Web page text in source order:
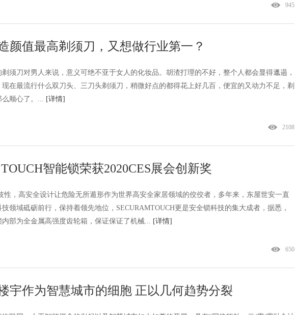
945
颜值最高剃须刀，又想做行业第一？
须刀对男人来说，意义可绝不亚于女人的化妆品。胡渣打理的不好，整个人都会显得邋遢，
在最流行什么双刀头、三刀头剃须刀，稍微好点的都得花上好几百，便宜的又动力不足，剃
顺心了。...
[详情]
2108
智能锁荣获2020CES展会创新奖
性，高安全设计让危险无所遁形作为世界高安全家居领域的佼佼者，多年来，东屋世安一直
领域砥砺前行，保持着领先地位，SECURAMTOUCH更是安全锁科技的集大成者，据悉，
内部为全金属高强度齿轮箱，保证保证了机械... [详情]
650
宇作为智慧城市的细胞 正以几何趋势分裂